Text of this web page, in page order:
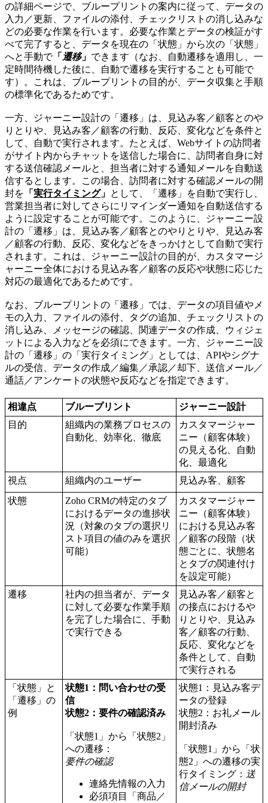
の詳細ページで、ブループリントの案内に従って、データの
入力／更新、ファイルの添付、チェックリストの消し込みな
どの必要な作業を行います。必要な作業とデータの検証がす
べて完了すると、データを現在の「状態」から次の「状態」
へと手動で「 遷移」 できます（なお、自動遷移を適用し、一
定時間待機した後に、自動で遷移を実行することも可能で
す）。これは、ブループリントの目的が、データ収集と手順
の標準化であるためです。
一方、ジャーニー設計の「遷移」は、見込み客／顧客とのや
りとりや、見込み客／顧客の行動、反応、変化などを条件と
して、自動で実行されます。たとえば、Webサイトの訪問者
がサイト内からチャットを送信した場合に、訪問者自身に対
する送信確認メールと、担当者に対する通知メールを自動送
信するとします。この場合、訪問者に対する確認メールの開
封を 「 実行タイミング」 として、「遷移」を自動で実行し、
営業担当者に対してさらにリマインダー通知を自動送信する
ように設定することが可能です。このように、ジャーニー設
計の「遷移」は、見込み客／顧客とのやりとりや、見込み客
／顧客の行動、反応、変化などをきっかけとして自動で実行
されます。これは、ジャーニー設計の目的が、カスタマージ
ャーニー全体における見込み客／顧客の反応や状態に応じた
対応の最適化であるためです。
なお、ブループリントの「遷移」では、データの項目値やメ
モの入力、ファイルの添付、タグの追加、チェックリストの
消し込み、メッセージの確認、関連データの作成、ウィジェ
ットによる入力などを必須にできます。一方、ジャーニー設
計の「遷移」の「実行タイミング」としては、APIやシグナ
ルの受信、データの作成／編集／承認／却下、送信メール／
通話／アンケートの状態や反応などを指定できます。
相違点 ブループリント
ジャーニー設計
目的
組織内の業務プロセスの
自動化、効率化、徹底
カスタマージャー
ニー（顧客体験）
の見える化、自動
化、最適化
視点
組織内のユーザー
見込み客、顧客
状態
Zoho CRMの特定のタブ
におけるデータの進捗状
況（対象のタブの選択リ
スト項目の値のみを選択
可能）
カスタマージャー
ニー（顧客体験）
における見込み客
／顧客の段階（状
態ごとに、状態名
とタブの関連付け
を設定可能）
遷移
社内の担当者が、データ
に対して必要な作業手順
を完了した場合に、手動
で実行できる
見込み客／顧客と
の接点におけるや
りとりや、見込み
客／顧客の行動、
反応、変化などを
条件として、自動
で実行される
「状態」と
「遷移」の
例
状態1：問い合わせの受
信
状態2：要件の確認済み
「状態1」から「状態2」
への遷移：
要件の確認
連絡先情報の入力
必須項目「商品／
状態1：見込み客デ
ータの登録
状態2：お礼メール
開封済み
「状態1」から「状
態2」への遷移の実
行タイミング： 送
信メールの開封